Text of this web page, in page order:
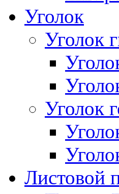
Уголок
Уголок
Уголок
Листовой